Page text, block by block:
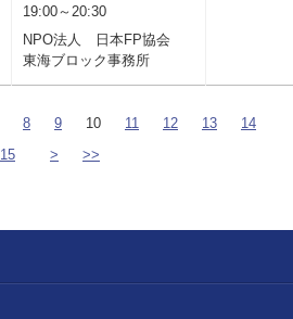
19:00～20:30
NPO法人 日本FP協会
東海ブロック事務所
8 9 10 11 12 13
14
15
> >>